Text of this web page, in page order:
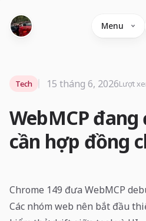
Menu
WebMCP
cần hợp đồng
Tech 15 tháng 6, 2026Lượt
Chrome 149 đưa WebMCP
Các nhóm web nên bắt đầu